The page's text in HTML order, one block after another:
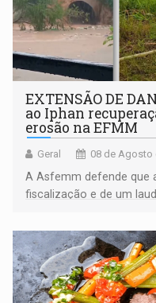
EXTENSÃO DE
ao Iphan
erosão na EFMM
Geral 08 de Agosto
A Asfemm defende que
fiscalização e de um